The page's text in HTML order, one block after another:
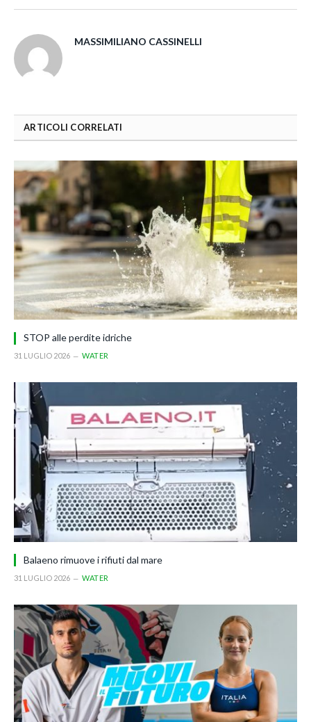
MASSIMILIANO CASSINELLI
ARTICOLI CORRELATI
STOP alle perdite idriche
31 LUGLIO 2026 WATER
Balaeno rimuove i rifiuti dal mare
31 LUGLIO 2026 WATER